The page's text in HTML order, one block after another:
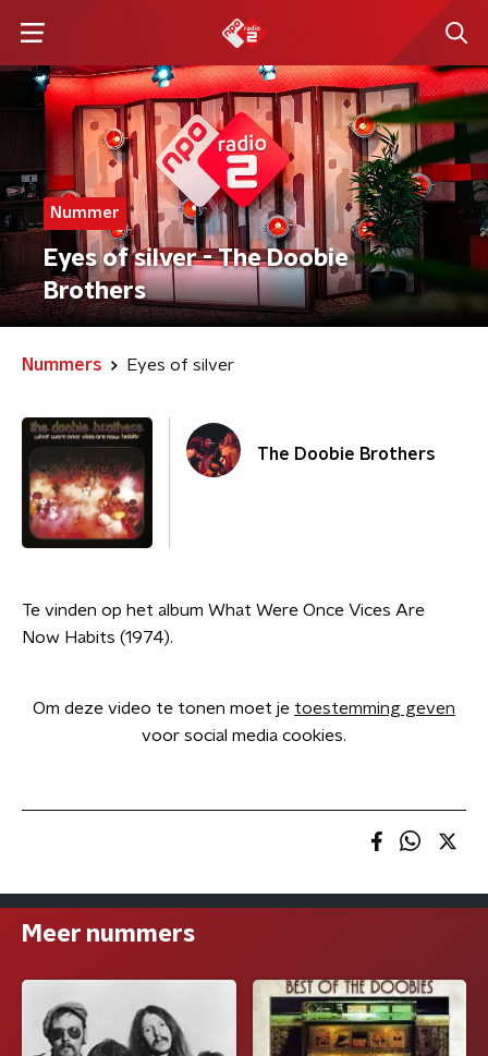
Nummer
Eyes of silver - The Doobie
Brothers
Nummers Eyes of silver
The Doobie Brothers
Te vinden op het album What Were Once Vices Are
Now Habits (1974).
Om deze video te tonen moet je toestemming geven
voor social media cookies.
Meer nummers